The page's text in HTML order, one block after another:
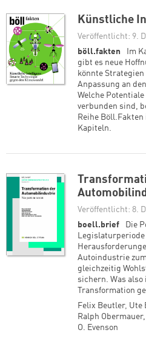
Künstliche
Veröffentlicht: 9.
böll.fakten
Im
gibt es neue
könnte
Anpassung an
Welche
verbunden sind,
Reihe
Kapiteln.
Veröffentlicht: 8.
boell.brief
Die
Autoindustrie
gleichzeitig
sichern. Was
Transformation
Felix Beutler, Ute
Ralph
O. Evenson